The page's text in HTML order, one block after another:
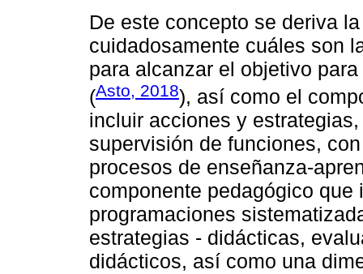
De este concepto se deriva
cuidadosamente cuáles son
para alcanzar el objetivo
(Asto, 2018), así como el
incluir acciones y
supervisión de funciones,
procesos de enseñanza-
componente pedagógico
programaciones
estrategias - didácticas,
didácticos, así como una